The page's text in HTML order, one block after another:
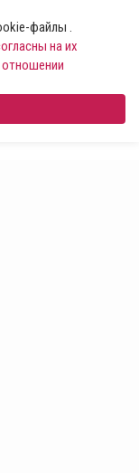
файлы .
на их
отношении